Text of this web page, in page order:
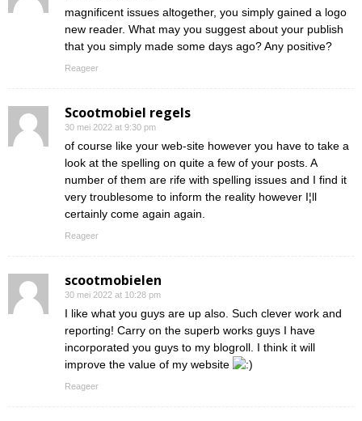
magnificent issues altogether, you simply gained a logo
new reader. What may you suggest about your publish
that you simply made some days ago? Any positive?
Reageer
Scootmobiel regels
30 mei 2022 at 9:30 pm
of course like your web-site however you have to take a
look at the spelling on quite a few of your posts. A
number of them are rife with spelling issues and I find it
very troublesome to inform the reality however I¦ll
certainly come again again.
Reageer
scootmobielen
30 mei 2022 at 10:28 pm
I like what you guys are up also. Such clever work and
reporting! Carry on the superb works guys I have
incorporated you guys to my blogroll. I think it will
improve the value of my website
Reageer